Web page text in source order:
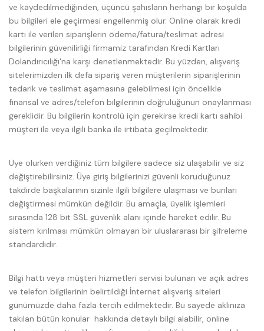
ve kaydedilmediğinden, üçüncü şahısların herhangi bir koşulda
bu bilgileri ele geçirmesi engellenmiş olur. Online olarak kredi
kartı ile verilen siparişlerin ödeme/fatura/teslimat adresi
bilgilerinin güvenilirliği firmamiz tarafından Kredi Kartları
Dolandırıcılığı'na karşı denetlenmektedir. Bu yüzden, alışveriş
sitelerimizden ilk defa sipariş veren müşterilerin siparişlerinin
tedarik ve teslimat aşamasına gelebilmesi için öncelikle
finansal ve adres/telefon bilgilerinin doğruluğunun onaylanması
gereklidir. Bu bilgilerin kontrolü için gerekirse kredi kartı sahibi
müşteri ile veya ilgili banka ile irtibata geçilmektedir.
Üye olurken verdiğiniz tüm bilgilere sadece siz ulaşabilir ve siz
değiştirebilirsiniz. Üye giriş bilgilerinizi güvenli koruduğunuz
takdirde başkalarının sizinle ilgili bilgilere ulaşması ve bunları
değiştirmesi mümkün değildir. Bu amaçla, üyelik işlemleri
sırasında 128 bit SSL güvenlik alanı içinde hareket edilir. Bu
sistem kırılması mümkün olmayan bir uluslararası bir şifreleme
standardıdır.
Bilgi hattı veya müşteri hizmetleri servisi bulunan ve açık adres
ve telefon bilgilerinin belirtildiği İnternet alışveriş siteleri
günümüzde daha fazla tercih edilmektedir. Bu sayede aklınıza
takılan bütün konular hakkında detaylı bilgi alabilir, online